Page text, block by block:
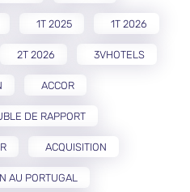
1T 2025 1T 2026
2T 2026 3VHOTELS
ACCOR
DE RAPPORT
ACQUISITION
AU PORTUGAL